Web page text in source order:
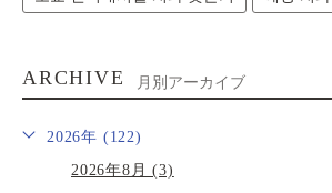
ARCHIVE 月別アーカイブ
2026年 (122)
2026年8月 (3)